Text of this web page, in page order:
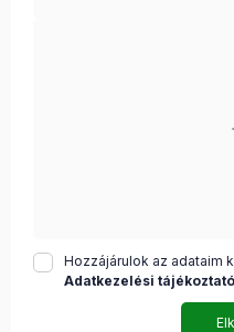
Hozzájárulok az adataim
Adatkezelési tájékoztató